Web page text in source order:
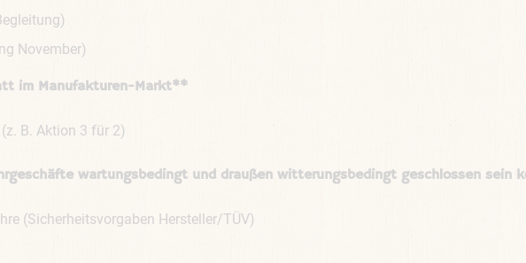
November)
im Manufakturen-Markt**
B. Aktion 3 für 2)
wartungsbedingt und draußen witterungsbedingt geschlossen sein
(Sicherheitsvorgaben Hersteller/TÜV)